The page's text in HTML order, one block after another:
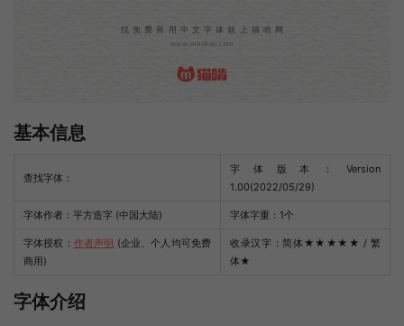
找免费商用中文字体就上猫啃网
www.maoken.com
基本信息
查找字体：
字体版本：Version
1.00(2022/05/29)
字体作者：平方造字 (中国大陆) 字体字重：1个
字体授权： 作者声明 (企业、个人均可免费
商用)
收录汉字：简体 ★★★★★ / 繁
体★
字体介绍